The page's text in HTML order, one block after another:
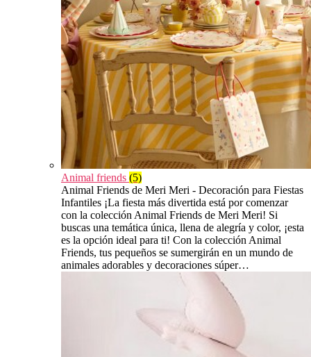
Animal friends (5)
Animal Friends de Meri Meri - Decoración para Fiestas
Infantiles ¡La fiesta más divertida está por comenzar
con la colección Animal Friends de Meri Meri! Si
buscas una temática única, llena de alegría y color, ¡esta
es la opción ideal para ti! Con la colección Animal
Friends, tus pequeños se sumergirán en un mundo de
animales adorables y decoraciones súper…